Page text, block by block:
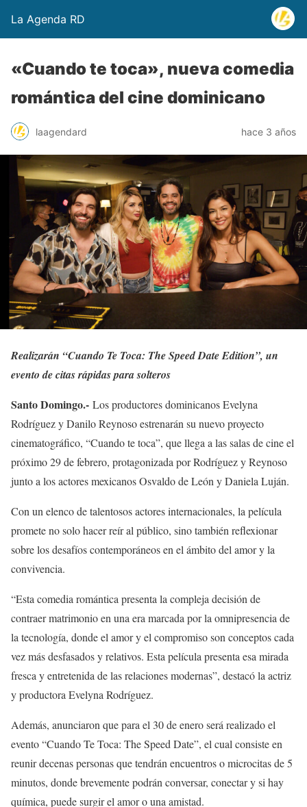
La Agenda RD
«Cuando te toca», nueva comedia
romántica del cine dominicano
laagendard hace 3 años
Realizarán “Cuando Te Toca: The Speed Date Edition”, un
evento de citas rápidas para solteros
Santo Domingo.- Los productores dominicanos Evelyna
Rodríguez y Danilo Reynoso estrenarán su nuevo proyecto
cinematográfico, “Cuando te toca”, que llega a las salas de cine el
próximo 29 de febrero, protagonizada por Rodríguez y Reynoso
junto a los actores mexicanos Osvaldo de León y Daniela Luján.
Con un elenco de talentosos actores internacionales, la película
promete no solo hacer reír al público, sino también reflexionar
sobre los desafíos contemporáneos en el ámbito del amor y la
convivencia.
“Esta comedia romántica presenta la compleja decisión de
contraer matrimonio en una era marcada por la omnipresencia de
la tecnología, donde el amor y el compromiso son conceptos cada
vez más desfasados y relativos. Esta película presenta esa mirada
fresca y entretenida de las relaciones modernas”, destacó la actriz
y productora Evelyna Rodríguez.
Además, anunciaron que para el 30 de enero será realizado el
evento “Cuando Te Toca: The Speed Date”, el cual consiste en
reunir decenas personas que tendrán encuentros o microcitas de 5
minutos, donde brevemente podrán conversar, conectar y si hay
química, puede surgir el amor o una amistad.